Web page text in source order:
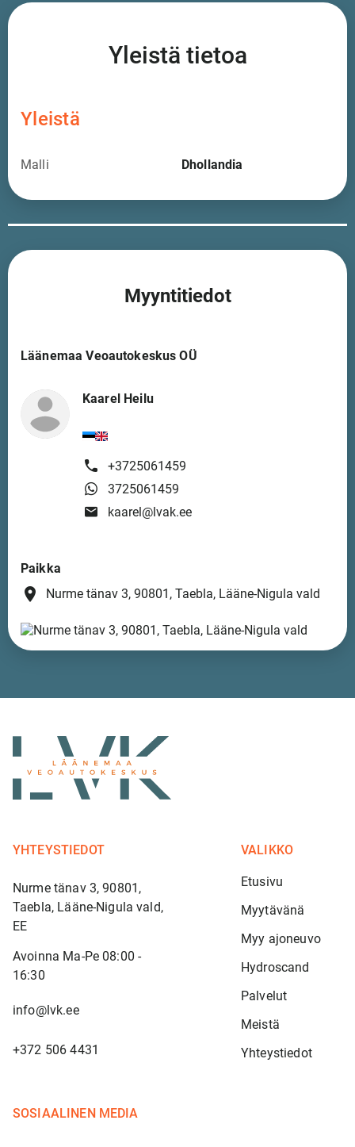
Yleistä tietoa
Yleistä
Malli Dhollandia
Myyntitiedot
Läänemaa Veoautokeskus OÜ
Kaarel Heilu
+3725061459
3725061459
kaarel@lvak.ee
Paikka
place Nurme tänav 3, 90801, Taebla, Lääne-Nigula vald
YHTEYSTIEDOT
Nurme tänav 3, 90801,
Taebla, Lääne-Nigula vald,
EE
Avoinna Ma-Pe 08:00 -
16:30
info@lvk.ee
+372 506 4431
VALIKKO
Etusivu
Myytävänä
Myy ajoneuvo
Hydroscand
Palvelut
Meistä
Yhteystiedot
SOSIAALINEN MEDIA